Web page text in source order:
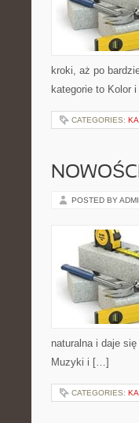
kroki, aż po
kategorie to Kolor
CATEGORIES:
POSTED BY
naturalna i daje
Muzyki i […]
CATEGORIES: